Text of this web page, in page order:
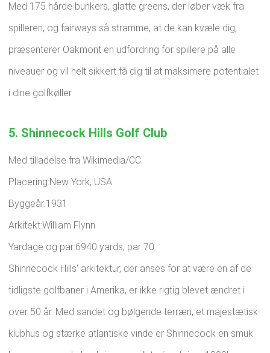
Med 175 hårde bunkers, glatte greens, der løber væk fra
spilleren, og fairways så stramme, at de kan kvæle dig,
præsenterer Oakmont en udfordring for spillere på alle
niveauer og vil helt sikkert få dig til at maksimere potentialet
i dine golfkøller.
5. Shinnecock Hills Golf Club
Med tilladelse fra Wikimedia/CC
Placering:New York, USA
Byggeår:1931
Arkitekt:William Flynn
Yardage og par:6940 yards, par 70
Shinnecock Hills' arkitektur, der anses for at være en af ​​de
tidligste golfbaner i Amerika, er ikke rigtig blevet ændret i
over 50 år. Med sandet og bølgende terræn, et majestætisk
klubhus og stærke atlantiske vinde er Shinnecock en smuk